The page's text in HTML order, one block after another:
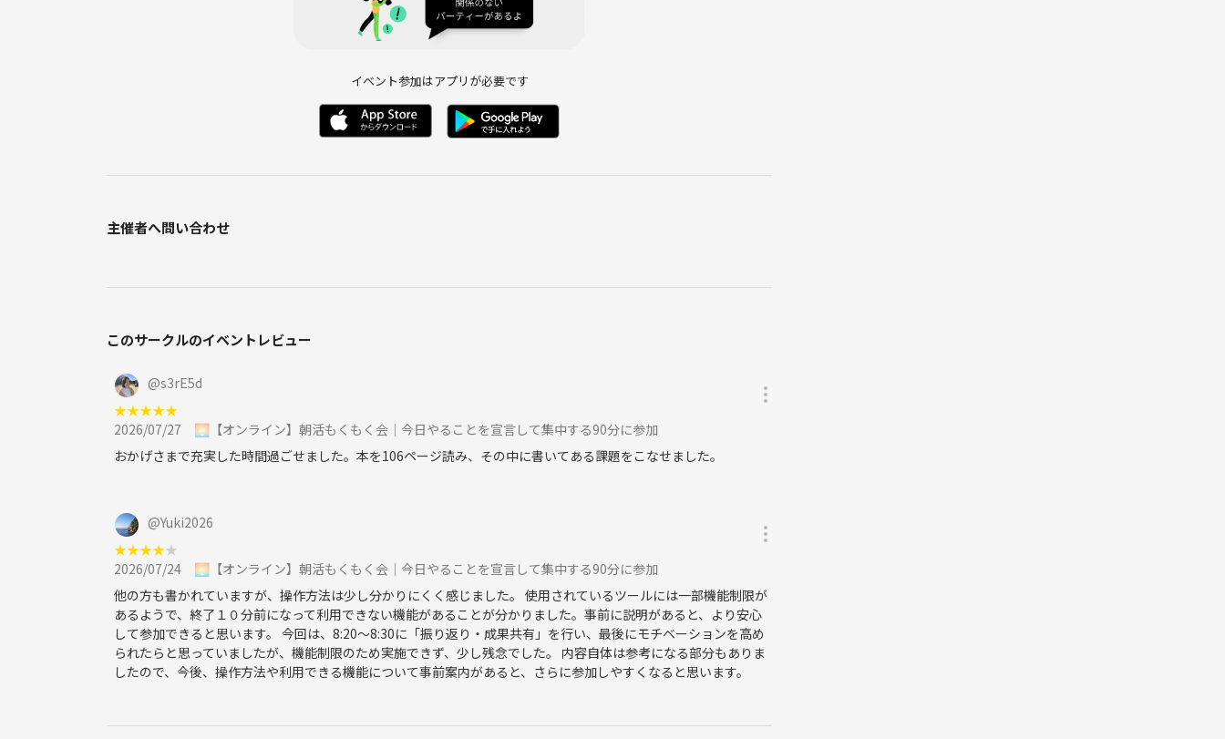
（参考書、問題集、本、PC、タブレットなど）
━━━━━━━━━━━━━━
━━━━━━━━━━━━━━
━━━━━━━━━━━━━━
参加者の皆さまが安心して参加できる場づくりのため、以下の行為は禁止とさせていただきます。
・他の参加者への迷惑行為、ハラスメント行為
・イベントの運営や信用を損なう行為
上記に該当すると判断した場合は、運営の判断で参加をお断り、または途中退出をお願いする場合があります。
なお、その際の返金はいたしかねますのでご了承ください。
皆さまのご参加をお待ちしております！
イベント参加はアプリが必要です
主催者へ問い合わせ
このサークルのイベントレビュー
@s3rE5d
★★★★★
2026/07/27
🌅【オンライン】朝活もくもく会｜今日やることを宣言して集中する90分に参加
おかげさまで充実した時間過ごせました。本を106ページ読み、その中に書いてある課題をこなせました。
@Yuki2026
★★★★★
2026/07/24
🌅【オンライン】朝活もくもく会｜今日やることを宣言して集中する90分に参加
他の方も書かれていますが、操作方法は少し分かりにくく感じました。 使用されているツールには一部機能制限が
あるようで、終了１０分前になって利用できない機能があることが分かりました。事前に説明があると、より安心
して参加できると思います。 今回は、8:20〜8:30に「振り返り・成果共有」を行い、最後にモチベーションを高め
られたらと思っていましたが、機能制限のため実施できず、少し残念でした。 内容自体は参考になる部分もありま
したので、今後、操作方法や利用できる機能について事前案内があると、さらに参加しやすくなると思います。